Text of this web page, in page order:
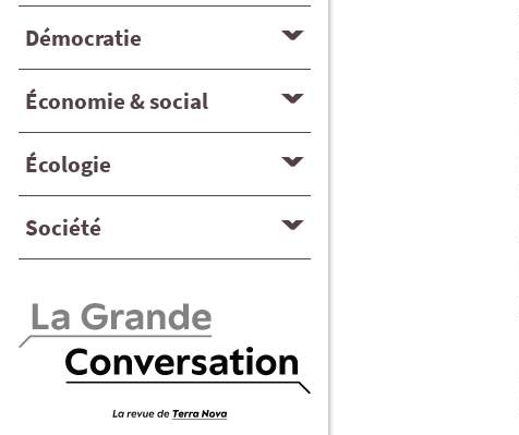
Démocratie
Économie & social
Écologie
Société